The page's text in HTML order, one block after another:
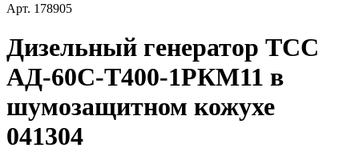
Арт. 178905
Дизельный генератор ТСС
АД-60С-Т400-1РКМ11 в
шумозащитном кожухе
041304